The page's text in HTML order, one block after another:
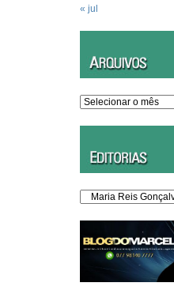
« jul
Arquivos
Editorias